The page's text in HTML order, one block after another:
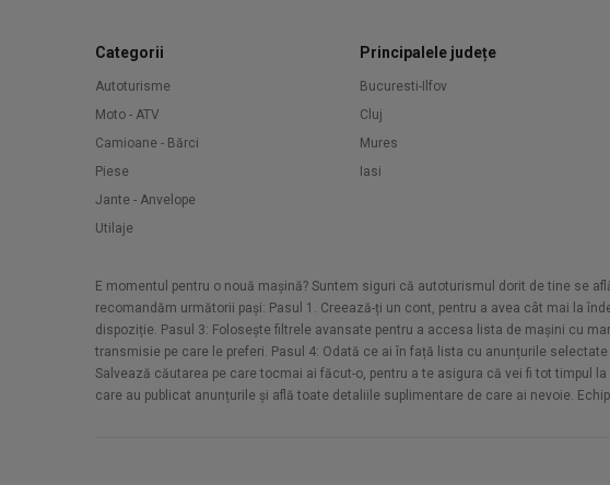
Categorii
Autoturisme
Moto - ATV
Camioane - Bărci
Piese
Jante - Anvelope
Utilaje
Principalele județe
Bucuresti-Ilfov
Cluj
Mures
Iasi
E momentul pentru o nouă mașină? Suntem siguri că autoturismul dorit de tine se
recomandăm următorii pași: Pasul 1. Creează-ți un cont, pentru a avea cât mai la
dispoziție. Pasul 3: Folosește filtrele avansate pentru a accesa lista de mașini cu
transmisie pe care le preferi. Pasul 4: Odată ce ai în față lista cu anunțurile
Salvează căutarea pe care tocmai ai făcut-o, pentru a te asigura că vei fi tot timpul
care au publicat anunțurile și află toate detaliile suplimentare de care ai nevoie.